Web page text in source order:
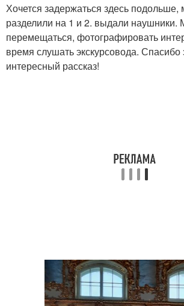
Хочется задержаться здесь
разделили на 1 и 2. выдали наушники.
перемещаться, фотографировать
время слушать экскурсовода. Спасибо
интересный рассказ!